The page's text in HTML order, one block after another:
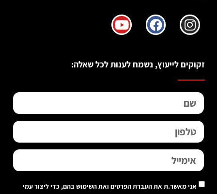
זקוקים לייעוץ, נשמח לענות לכל שאלה:
אני מאשר.ת את העברת הפרטים ואת השימוש בהם, כדי ליצור עמי